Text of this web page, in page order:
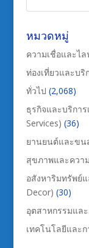
หมวดหมู่
ความเชื่อและไ
ท่องเที่ยวและบริ
ทั่วไป (2,068)
ธุรกิจและบริกา
Services) (36)
ยานยนต์และขน
สุขภาพและควา
อสังหาริมทรัพย์
Decor) (30)
อุตสาหกรรมแล
เทคโนโลยีและ